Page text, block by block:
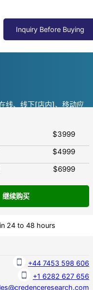
线、线下[店内]、移动应
$3999
$4999
$6999
24 to 48 hours
+44 7453 598 606
+1 6282 627 656